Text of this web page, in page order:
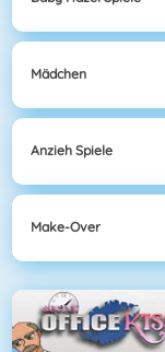
Mädchen
Anzieh Spiele
Make-Over